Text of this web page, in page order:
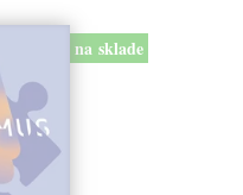
na sklade